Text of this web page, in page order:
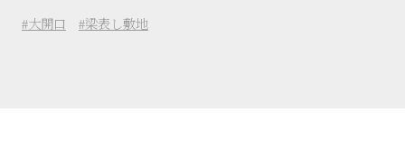
大開口 梁表し敷地